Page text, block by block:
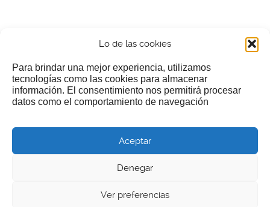
Lo de las cookies
Para brindar una mejor experiencia, utilizamos
tecnologías como las cookies para almacenar
información. El consentimiento nos permitirá procesar
datos como el comportamiento de navegación
Aceptar
Denegar
Ver preferencias
¿Nos invitas a un cafecillo?
Si te gusta nuestra web puedes echar limosna a estos